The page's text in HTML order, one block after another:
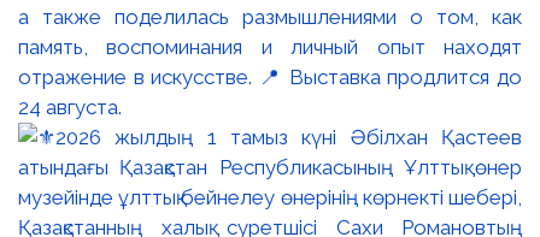
а также поделилась размышлениями о том, как
память, воспоминания и личный опыт находят
отражение в искусстве. 📍 Выставка продлится до
24 августа.